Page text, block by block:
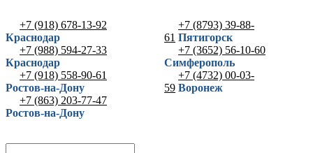
+7 (918) 678-13-92
Краснодар
+7 (988) 594-27-33
Краснодар
+7 (918) 558-90-61
Ростов-на-Дону
+7 (863) 203-77-47
Ростов-на-Дону
+7 (8793) 39-88-
61 Пятигорск
+7 (3652) 56-10-60
Симферополь
+7 (4732) 00-03-
59 Воронеж